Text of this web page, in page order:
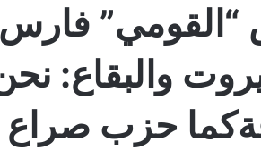
“القومي”
والبقاع:
حزب صراع